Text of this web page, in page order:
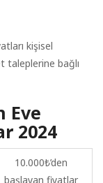
kişisel
taleplerine bağlı
Eve
2024
10.000₺’den
başlayan fiyatlar